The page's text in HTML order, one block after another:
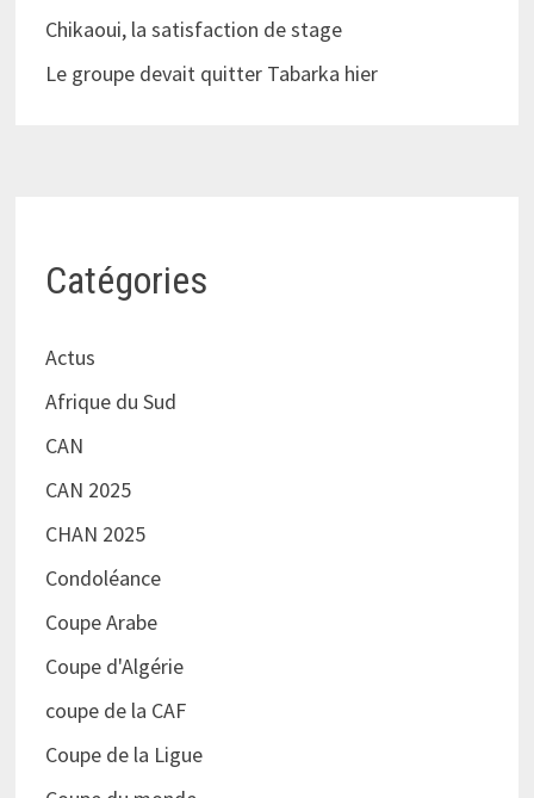
Chikaoui, la satisfaction de stage
Le groupe devait quitter Tabarka hier
Catégories
Actus
Afrique du Sud
CAN
CAN 2025
CHAN 2025
Condoléance
Coupe Arabe
Coupe d'Algérie
coupe de la CAF
Coupe de la Ligue